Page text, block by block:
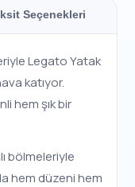
Seçenekleri
Legato Yatak
katıyor.
hem şık bir
bölmeleriyle
hem düzeni hem